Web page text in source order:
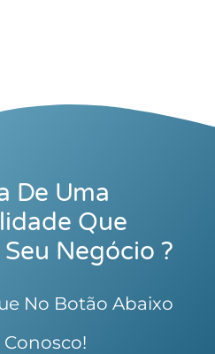
De Uma
Que
Negócio ?
No Botão Abaixo
Conosco!